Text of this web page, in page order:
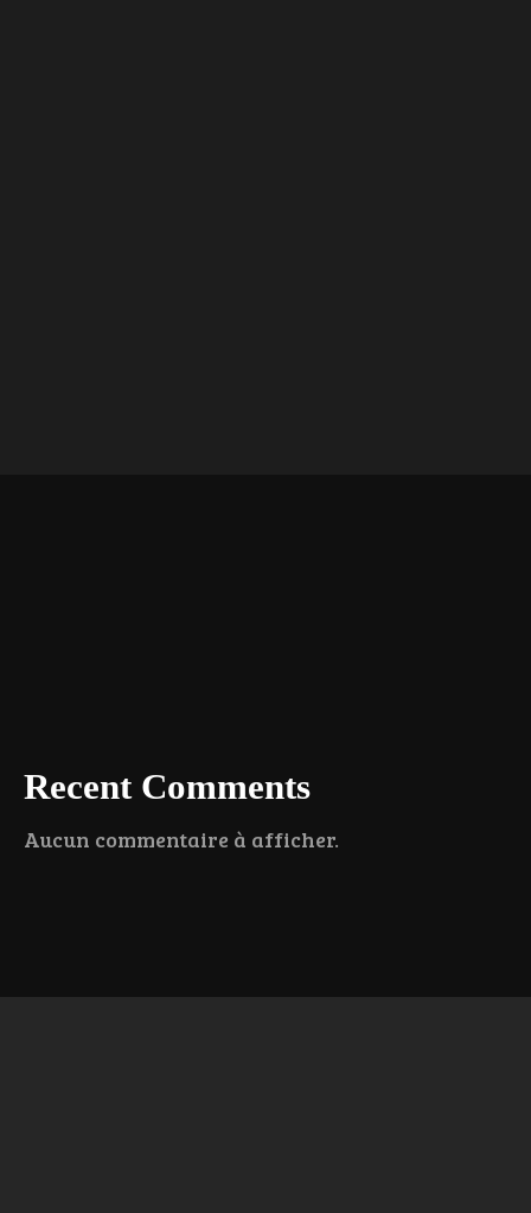
Recent Comments
Aucun commentaire à afficher.